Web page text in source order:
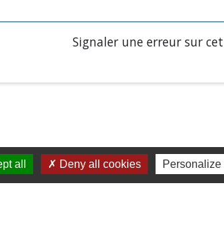
Signaler une erreur sur
all Deny all cookies Personalize